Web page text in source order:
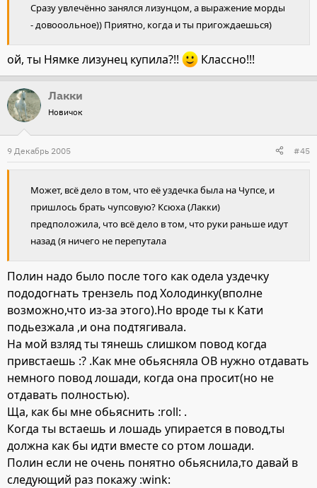
Сразу увлечённо занялся лизунцом, а выражение морды
- довооольное)) Приятно, когда и ты пригождаешься)
ой, ты Нямке лизунец купила?!! Классно!!!
Лакки
Новичок
9 Декабрь 2005 #45
Может, всё дело в том, что её уздечка была на Чупсе, и
пришлось брать чупсовую? Ксюха (Лакки)
предположила, что всё дело в том, что руки раньше идут
назад (я ничего не перепутала
Полин надо было после того как одела уздечку
пододогнать трензель под Холодинку(вполне
возможно,что из-за этого).Но вроде ты к Кати
подьезжала ,и она подтягивала.
На мой взляд ты тянешь слишком повод когда
привстаешь :? .Как мне обьясняла ОВ нужно отдавать
немного повод лошади, когда она просит(но не
отдавать полностью).
Ща, как бы мне обьяснить :roll: .
Когда ты встаешь и лошадь упирается в повод,ты
должна как бы идти вместе со ртом лошади.
Полин если не очень понятно обьяснила,то давай в
следующий раз покажу :wink: